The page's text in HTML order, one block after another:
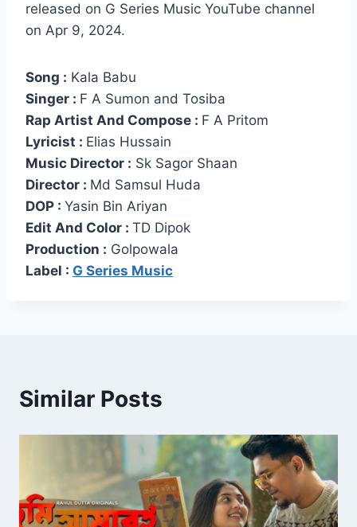
released on G Series Music YouTube channel
on Apr 9, 2024.
Song : Kala Babu
Singer : F A Sumon and Tosiba
Rap Artist And Compose : F A Pritom
Lyricist : Elias Hussain
Music Director : Sk Sagor Shaan
Director : Md Samsul Huda
DOP : Yasin Bin Ariyan
Edit And Color : TD Dipok
Production : Golpowala
Label : G Series Music
Similar Posts